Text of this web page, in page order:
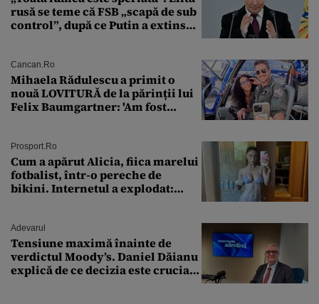
rusă se teme că FSB „scapă de sub
control”, după ce Putin a extins
Cancan.ro
Mihaela Rădulescu a primit o
nouă LOVITURĂ de la părinții lui
Felix Baumgartner: 'Am fost
Prosport.ro
Cum a apărut Alicia, fiica marelui
fotbalist, într-o pereche de
bikini. Internetul a explodat:
Adevarul
Tensiune maximă înainte de
verdictul Moody’s. Daniel Dăianu
explică de ce decizia este crucială